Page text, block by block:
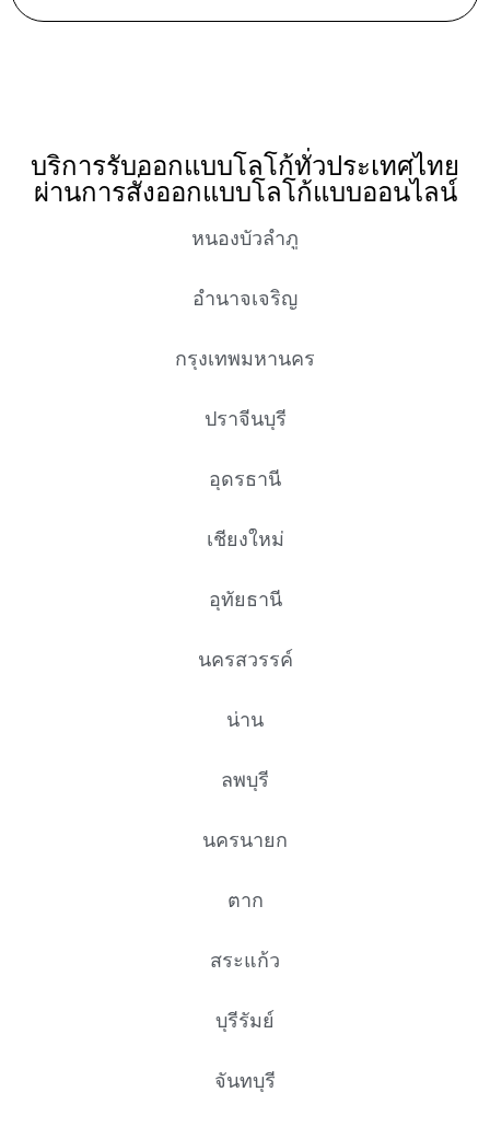
บริการรับออกแบบโลโก้ทั่วประเทศไทย
ผ่านการสั่งออกแบบโลโก้แบบออนไลน์
หนองบัวลำภู
อำนาจเจริญ
กรุงเทพมหานคร
ปราจีนบุรี
อุดรธานี
เชียงใหม่
อุทัยธานี
นครสวรรค์
น่าน
ลพบุรี
นครนายก
ตาก
สระแก้ว
บุรีรัมย์
จันทบุรี